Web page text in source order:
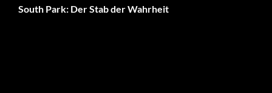
South Park: Der Stab der Wahrheit